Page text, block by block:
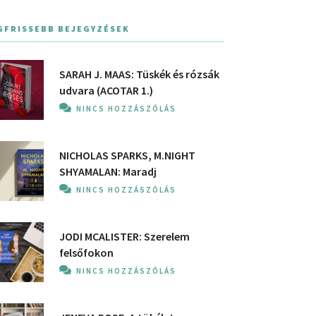
BEJEGYZÉSEK
SARAH J. MAAS: Tüskék és rózsák
udvara (ACOTAR 1.)
NINCS HOZZÁSZÓLÁS
NICHOLAS SPARKS, M.NIGHT
SHYAMALAN: Maradj
NINCS HOZZÁSZÓLÁS
JODI MCALISTER: Szerelem
felsőfokon
NINCS HOZZÁSZÓLÁS